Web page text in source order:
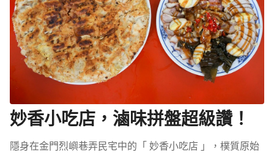
妙香小吃店，滷味拼盤超級讚！
隱身在金門烈嶼巷弄民宅中的「 妙香小吃店 」，樸質原始